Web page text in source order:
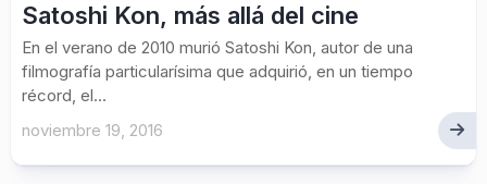
Satoshi Kon, más allá del cine
En el verano de 2010 murió Satoshi Kon, autor de una
filmografía particularísima que adquirió, en un tiempo
récord, el...
noviembre 19, 2016